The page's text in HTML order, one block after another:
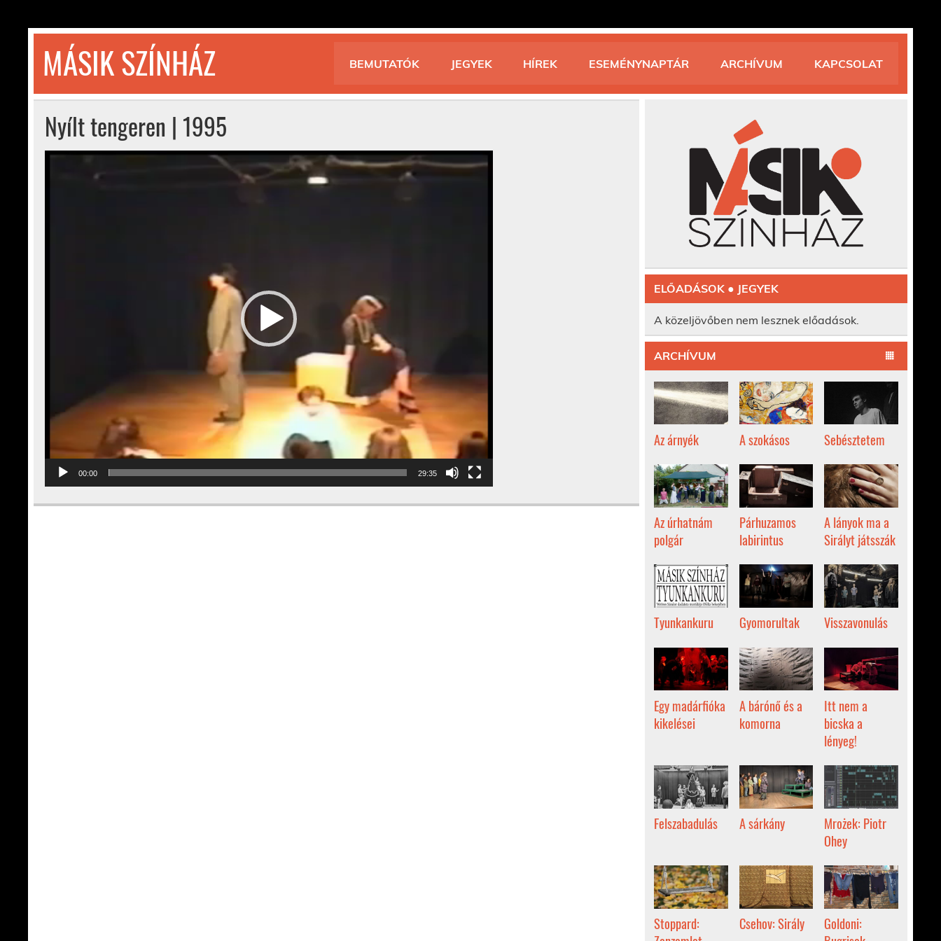
content
MÁSIK SZÍNHÁZ
© 1992-2026
BEMUTATÓK JEGYEK HÍREK ESEMÉNYNAPTÁR ARCHÍVUM KAPCSOLAT
Nyílt tengeren | 1995
Videólejátszó
00:00 29:35
ELŐADÁSOK ● JEGYEK
A közeljövőben nem lesznek előadások.
ARCHÍVUM
Az árnyék A szokásos Sebésztetem
Az úrhatnám
polgár
Párhuzamos
labirintus
A lányok ma a
Sirályt játsszák
Tyunkankuru Gyomorultak Visszavonulás
Egy madárfióka
kikelései
A bárónő és a
komorna
Itt nem a
bicska a
lényeg!
Felszabadulás A sárkány
Mrożek: Piotr
Ohey
Stoppard:
Csehov: Sirály
Goldoni: